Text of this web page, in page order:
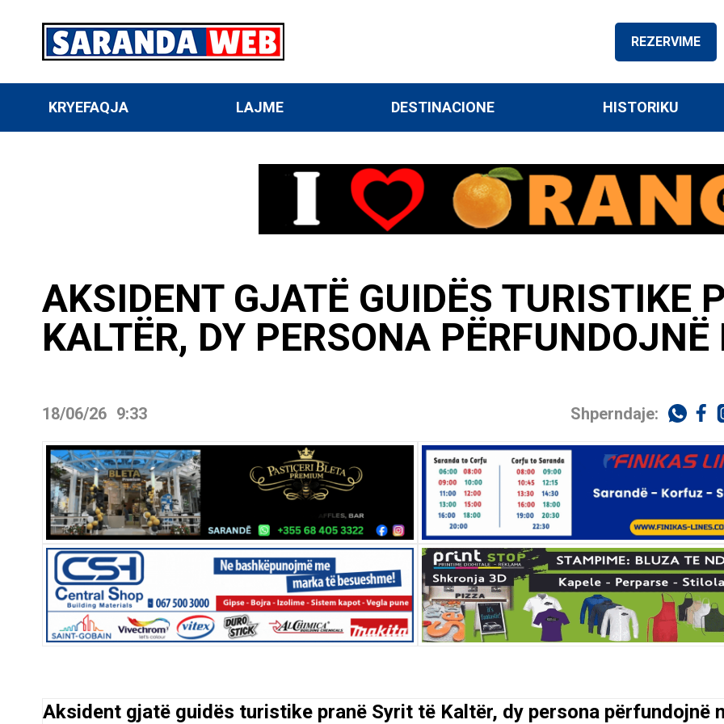
REZERVIME
KRYEFAQJA LAJME DESTINACIONE HISTORIKU
AKSIDENT GJATË GUIDËS TURISTIKE
KALTËR, DY PERSONA
18/06/26 9:33 Shperndaje:
Aksident gjatë guidës turistike pranë Syrit të Kaltër, dy persona përfundojnë